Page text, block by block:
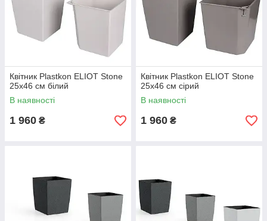
Квітник Plastkon ELIOT Stone
25x46 см білий
В наявності
1 960 ₴
Квітник Plastkon ELIOT Stone
25x46 см сірий
В наявності
1 960 ₴